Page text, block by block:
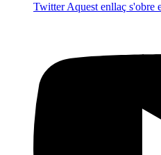
TwitterAquest enllaç s'obre